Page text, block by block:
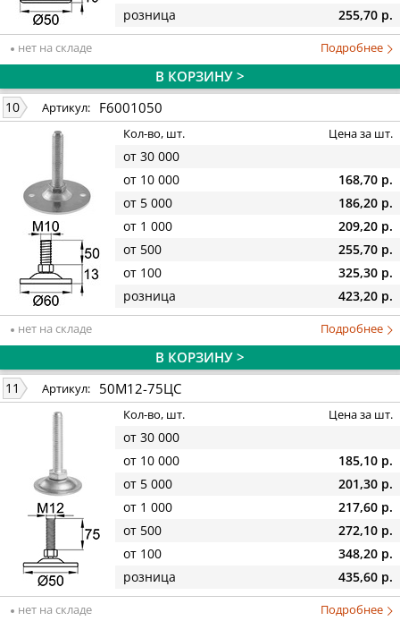
розница
255,70 р.
нет на складе Подробнее
В КОРЗИНУ >
10 Артикул: F6001050
Кол-во, шт. Цена за шт.
от 30 000
от 10 000
168,70 р.
от 5 000
186,20 р.
от 1 000
209,20 р.
от 500
255,70 р.
от 100
325,30 р.
розница
423,20 р.
нет на складе Подробнее
В КОРЗИНУ >
11 Артикул: 50М12-75ЦС
Кол-во, шт. Цена за шт.
от 30 000
от 10 000
185,10 р.
от 5 000
201,30 р.
от 1 000
217,60 р.
от 500
272,10 р.
от 100
348,20 р.
розница
435,60 р.
нет на складе Подробнее